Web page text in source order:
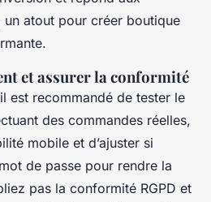
atout pour créer boutique
et assurer la conformité
est recommandé de tester le
des commandes réelles,
mobile et d’ajuster si
de passe pour rendre la
pas la conformité RGPD et